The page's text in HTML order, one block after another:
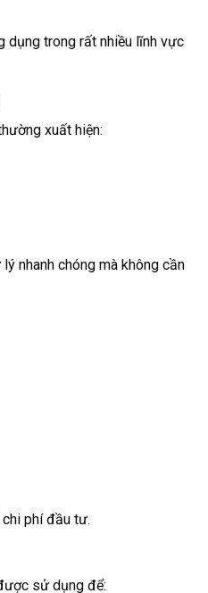
dụng trong rất nhiều lĩnh vực
xuất hiện:
nhanh chóng mà không cần
phí đầu tư.
sử dụng để: